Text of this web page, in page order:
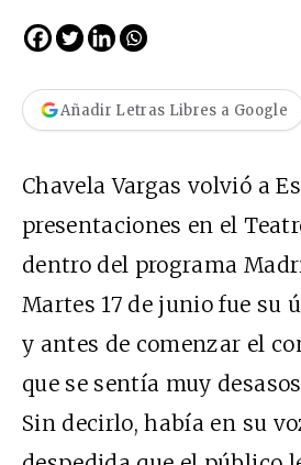
Añadir Letras Libres a Google
Chavela Vargas volvió a
presentaciones en el
dentro del programa
Martes 17 de junio fue su
y antes de comenzar el
que se sentía muy
Sin decirlo, había en su